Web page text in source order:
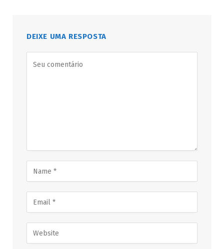
DEIXE UMA RESPOSTA